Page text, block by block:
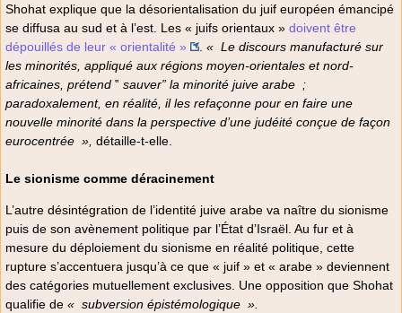
Shohat explique que la désorientalisation du juif européen émancipé
se diffusa au sud et à l’est. Les « juifs orientaux » doivent être
dépouillés de leur « orientalité »
« Le discours manufacturé sur
les minorités, appliqué aux régions moyen-orientales et nord-
africaines, prétend ‟ sauver” la minorité juive arabe
;
paradoxalement, en réalité, il les refaçonne pour en faire une
nouvelle minorité dans la perspective d’une judéité conçue de façon
eurocentrée », détaille-t-elle.
Le sionisme comme déracinement
L’autre désintégration de l’identité juive arabe va naître du sionisme
puis de son avènement politique par l’État d’Israël. Au fur et à
mesure du déploiement du sionisme en réalité politique, cette
rupture s’accentuera jusqu’à ce que « juif » et « arabe » deviennent
des catégories mutuellement exclusives. Une opposition que Shohat
qualifie de « subversion épistémologique ».